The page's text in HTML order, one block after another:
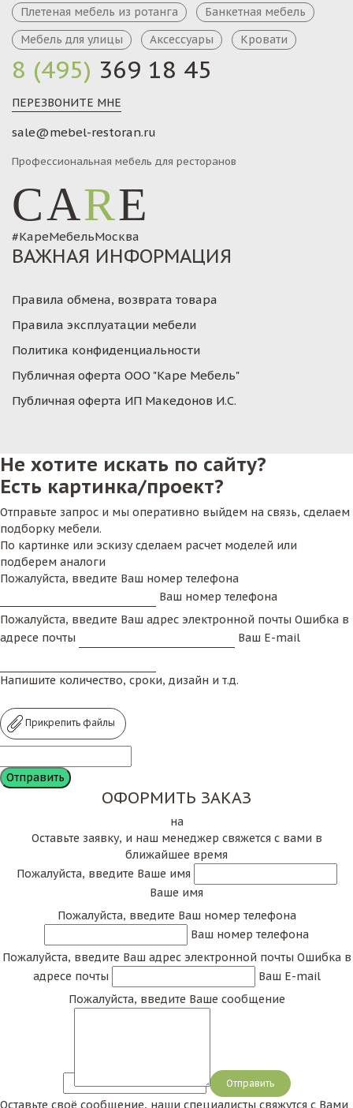
8 (495) 369 18 45
ПЕРЕЗВОНИТЕ МНЕ
sale@mebel-restoran.ru
Профессиональная мебель для ресторанов
CARE
#КареМебельМосква
Плетеная мебель из ротанга
Банкетная мебель
Мебель для улицы
Аксессуары Кровати
ВАЖНАЯ ИНФОРМАЦИЯ
Правила обмена, возврата товара
Правила эксплуатации мебели
Политика конфиденциальности
Публичная оферта ООО "Каре Мебель"
Публичная оферта ИП Македонов И.С.
Не хотите искать по сайту?
Есть картинка/проект?
Отправьте запрос и мы оперативно выйдем на связь, сделаем
подборку мебели.
По картинке или эскизу сделаем расчет моделей или
подберем аналоги
Пожалуйста, введите Ваш номер телефона
Ваш номер телефона
Пожалуйста, введите Ваш адрес электронной почты Ошибка в
адресе почты
Ваш E-mail
Напишите количество, сроки, дизайн и т.д.
Прикрепить файлы
ОФОРМИТЬ ЗАКАЗ
на
Оставьте заявку, и наш менеджер свяжется с вами в
ближайшее время
Пожалуйста, введите Ваше имя
Ваше имя
Пожалуйста, введите Ваш номер телефона
Ваш номер телефона
Пожалуйста, введите Ваш адрес электронной почты Ошибка в
адресе почты
Ваш E-mail
Пожалуйста, введите Ваше сообщение
Сообщение
Оставьте своё сообщение, наши специалисты свяжутся с Вами